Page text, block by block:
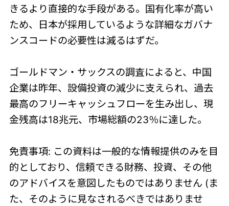
きるより直接的な手段がある。国有化率が高い
ため、日本が採用しているような詳細なガバナ
ンスコードの必要性は減るはずだ。
ゴールドマン・サックスの調査によると、中国
企業は昨年、設備投資の減少に支えられ、過去
最高のフリーキャッシュフローを生み出し、現
金残高は18兆元、市場総額の23％に達した。
免責事項: この資料は一般的な情報提供のみを目
的としており、信頼できる財務、投資、その他
のアドバイスを意図したものではありません (ま
た、そのように見なされるべきではありませ